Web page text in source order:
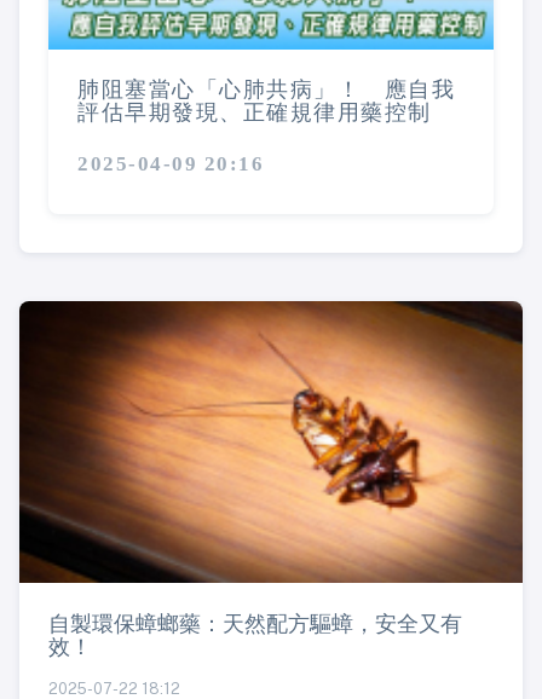
肺阻塞當心「心肺共病」！ 應自我
評估早期發現、正確規律用藥控制
2025-04-09 20:16
自製環保蟑螂藥：天然配方驅蟑，安全又有
效！
2025-07-22 18:12